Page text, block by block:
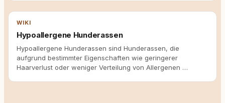
WIKI
Hypoallergene Hunderassen
Hypoallergene Hunderassen sind Hunderassen, die
aufgrund bestimmter Eigenschaften wie geringerer
Haarverlust oder weniger Verteilung von Allergenen …